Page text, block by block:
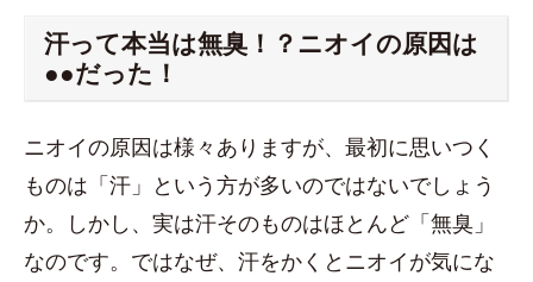
汗って本当は無臭！？ニオイの原因は
●●だった！
ニオイの原因は様々ありますが、最初に思いつく
ものは「汗」という方が多いのではないでしょう
か。しかし、実は汗そのものはほとんど「無臭」
なのです。ではなぜ、汗をかくとニオイが気にな